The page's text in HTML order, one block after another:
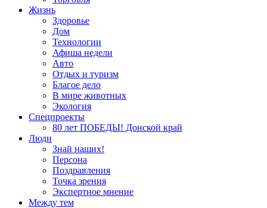
Жизнь
Здоровье
Дом
Технологии
Афиша недели
Авто
Отдых и туризм
Благое дело
В мире животных
Экология
Спецпроекты
80 лет ПОБЕДЫ! Донской край
Люди
Знай наших!
Персона
Поздравления
Точка зрения
Экспертное мнение
Между тем